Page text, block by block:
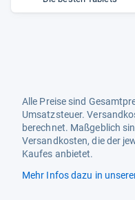
Alle Preise sind
Umsatzsteuer.
berechnet. Maßgeblich
Versandkosten, die der
Kaufes anbietet.
Mehr Infos dazu in